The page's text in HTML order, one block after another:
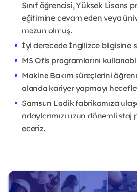
Sınıf öğrencisi, Yüksek Lisans
eğitimine devam eden veya
mezun olmuş.
İyi derecede İngilizce bilgisine
MS Ofis programlarını
Makine Bakım süreçlerini
alanda kariyer yapmayı
Samsun Ladik fabrikamıza
adaylarımızı uzun dönemli staj
ederiz.